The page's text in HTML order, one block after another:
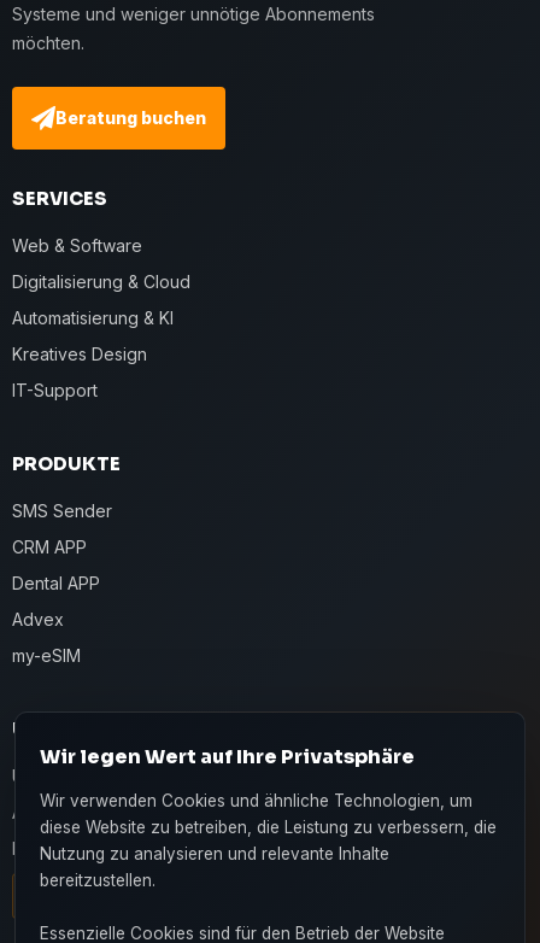
Systeme und weniger unnötige Abonnements
möchten.
Beratung buchen
SERVICES
Web & Software
Digitalisierung & Cloud
Automatisierung & KI
Kreatives Design
IT-Support
PRODUKTE
SMS Sender
CRM APP
Dental APP
Advex
my-eSIM
UNTERNEHMEN
Über uns
Apps
Kontakt
Wir legen Wert auf Ihre Privatsphäre
Wir verwenden Cookies und ähnliche Technologien, um
diese Website zu betreiben, die Leistung zu verbessern, die
Nutzung zu analysieren und relevante Inhalte
bereitzustellen.
Essenzielle Cookies sind für den Betrieb der Website